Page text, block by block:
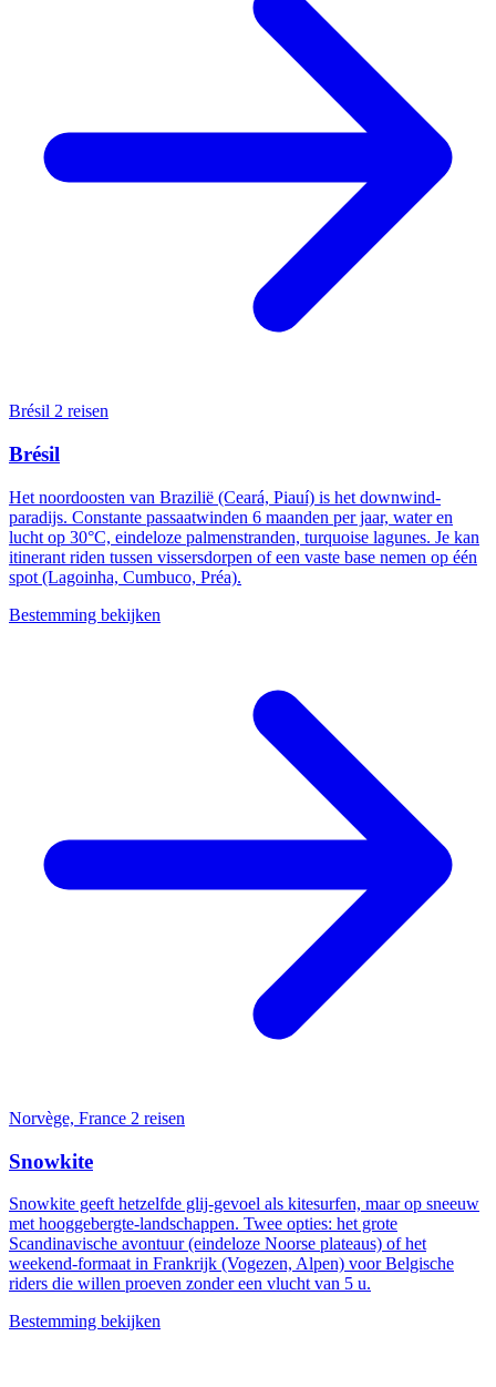
Brésil 2 reisen
Brésil
Het noordoosten van Brazilië (Ceará, Piauí) is het downwind-
paradijs. Constante passaatwinden 6 maanden per jaar, water en
lucht op 30°C, eindeloze palmenstranden, turquoise lagunes. Je kan
itinerant riden tussen vissersdorpen of een vaste base nemen op één
spot (Lagoinha, Cumbuco, Préa).
Bestemming bekijken
Norvège, France 2 reisen
Snowkite
Snowkite geeft hetzelfde glij-gevoel als kitesurfen, maar op sneeuw
met hooggebergte-landschappen. Twee opties: het grote
Scandinavische avontuur (eindeloze Noorse plateaus) of het
weekend-formaat in Frankrijk (Vogezen, Alpen) voor Belgische
riders die willen proeven zonder een vlucht van 5 u.
Bestemming bekijken